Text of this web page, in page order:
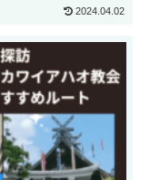
2024.04.02